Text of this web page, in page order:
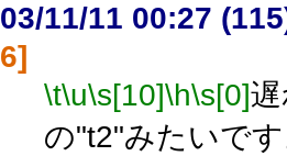
03/11/11 00:27
6]
\t\u\s[10]\h\s[0]
の"t2"みたいで